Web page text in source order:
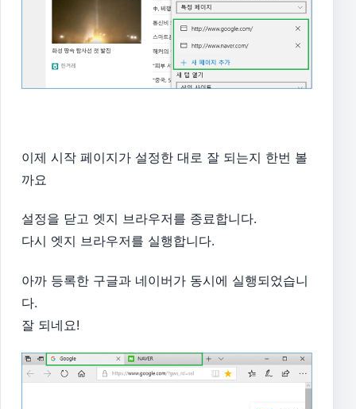
이제 시작 페이지가 설정한 대로 잘 되는지 한번 볼
까요
설정을 닫고 엣지 브라우저를 종료합니다.
다시 엣지 브라우저를 실행합니다.
아까 등록한 구글과 네이버가 동시에 실행되었습니
다.
잘 되네요!